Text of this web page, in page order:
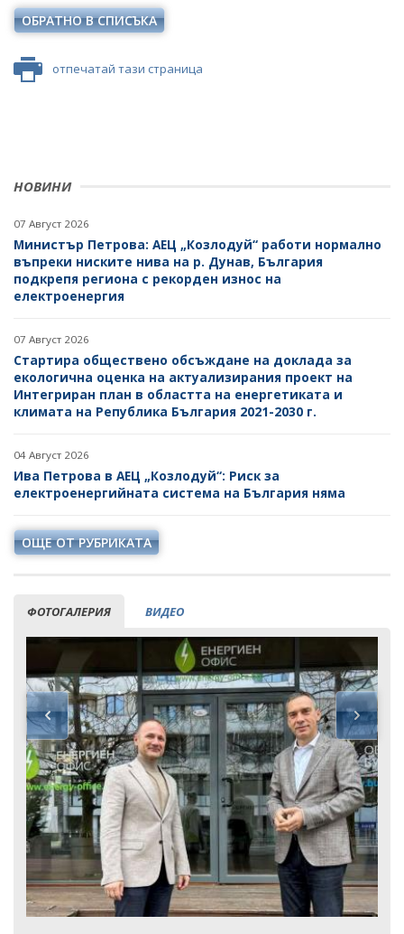
НОВИНИ
07 Август 2026
Министър Петрова: АЕЦ „Козлодуй“ работи нормално
въпреки ниските нива на р. Дунав, България
подкрепя региона с рекорден износ на
електроенергия
07 Август 2026
Стартира обществено обсъждане на доклада за
екологична оценка на актуализирания проект на
Интегриран план в областта на енергетиката и
климата на Република България 2021-2030 г.
04 Август 2026
Ива Петрова в АЕЦ „Козлодуй“: Риск за
електроенергийната система на България няма
ОЩЕ ОТ РУБРИКАТА
ФОТОГАЛЕРИЯ ВИДЕО
ОБРАТНО В СПИСЪКА
отпечатай тази страница